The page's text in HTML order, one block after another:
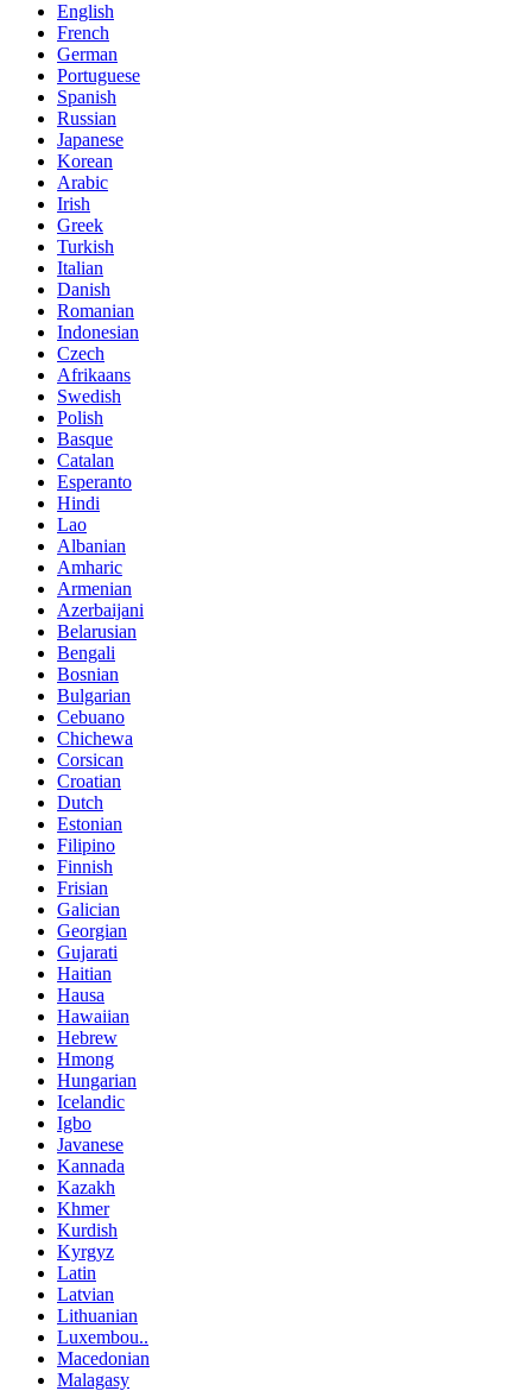
English
French
German
Portuguese
Spanish
Russian
Japanese
Korean
Arabic
Irish
Greek
Turkish
Italian
Danish
Romanian
Indonesian
Czech
Afrikaans
Swedish
Polish
Basque
Catalan
Esperanto
Hindi
Lao
Albanian
Amharic
Armenian
Azerbaijani
Belarusian
Bengali
Bosnian
Bulgarian
Cebuano
Chichewa
Corsican
Croatian
Dutch
Estonian
Filipino
Finnish
Frisian
Galician
Georgian
Gujarati
Haitian
Hausa
Hawaiian
Hebrew
Hmong
Hungarian
Icelandic
Igbo
Javanese
Kannada
Kazakh
Khmer
Kurdish
Kyrgyz
Latin
Latvian
Lithuanian
Luxembou..
Macedonian
Malagasy